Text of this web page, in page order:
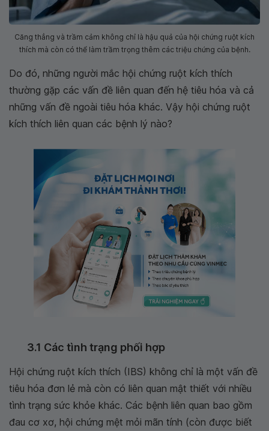
Căng thẳng và trầm cảm không chỉ là hậu quả của hội chứng ruột kích
thích mà còn có thể làm trầm trọng thêm các triệu chứng của bệnh.
Do đó, những người mắc hội chứng ruột kích thích
thường gặp các vấn đề liên quan đến hệ tiêu hóa và cả
những vấn đề ngoài tiêu hóa khác. Vậy hội chứng ruột
kích thích liên quan các bệnh lý nào?
3.1 Các tình trạng phối hợp
Hội chứng ruột kích thích (IBS) không chỉ là một vấn đề
tiêu hóa đơn lẻ mà còn có liên quan mật thiết với nhiều
tình trạng sức khỏe khác. Các bệnh liên quan bao gồm
đau cơ xơ, hội chứng mệt mỏi mãn tính (còn được biết